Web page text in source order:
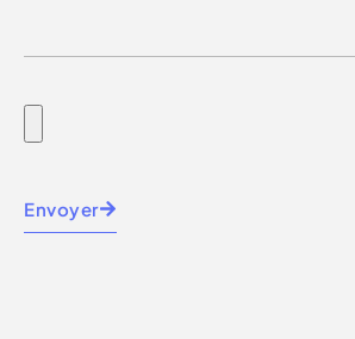
Envoyer